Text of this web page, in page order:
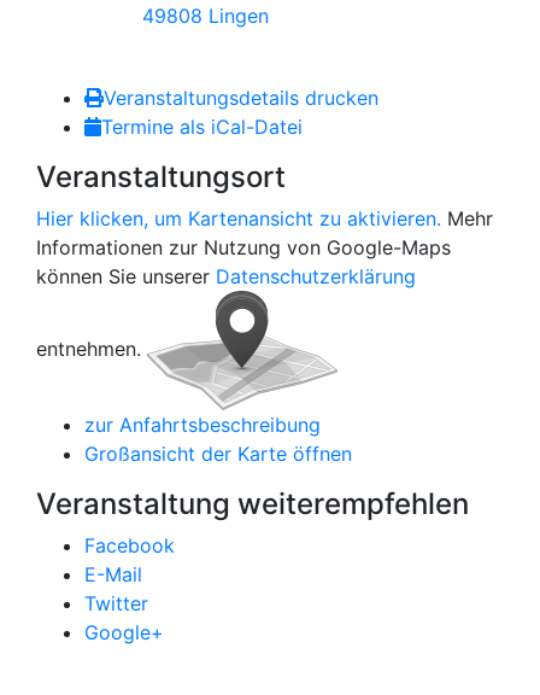
49808 Lingen
Veranstaltungsdetails drucken
Termine als iCal-Datei
Veranstaltungsort
Hier klicken, um Kartenansicht zu aktivieren. Mehr
Informationen zur Nutzung von Google-Maps
können Sie unserer Datenschutzerklärung
entnehmen.
zur Anfahrtsbeschreibung
Großansicht der Karte öffnen
Veranstaltung weiterempfehlen
Facebook
E-Mail
Twitter
Google+